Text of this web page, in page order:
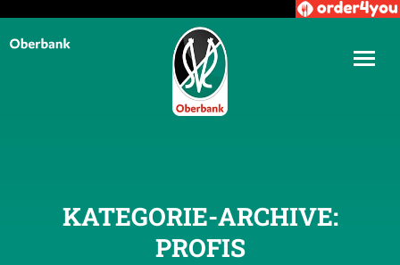
KATEGORIE-ARCHIVE:
PROFIS